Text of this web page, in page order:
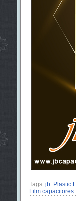
Tags: jb Plastic
Film capacitores